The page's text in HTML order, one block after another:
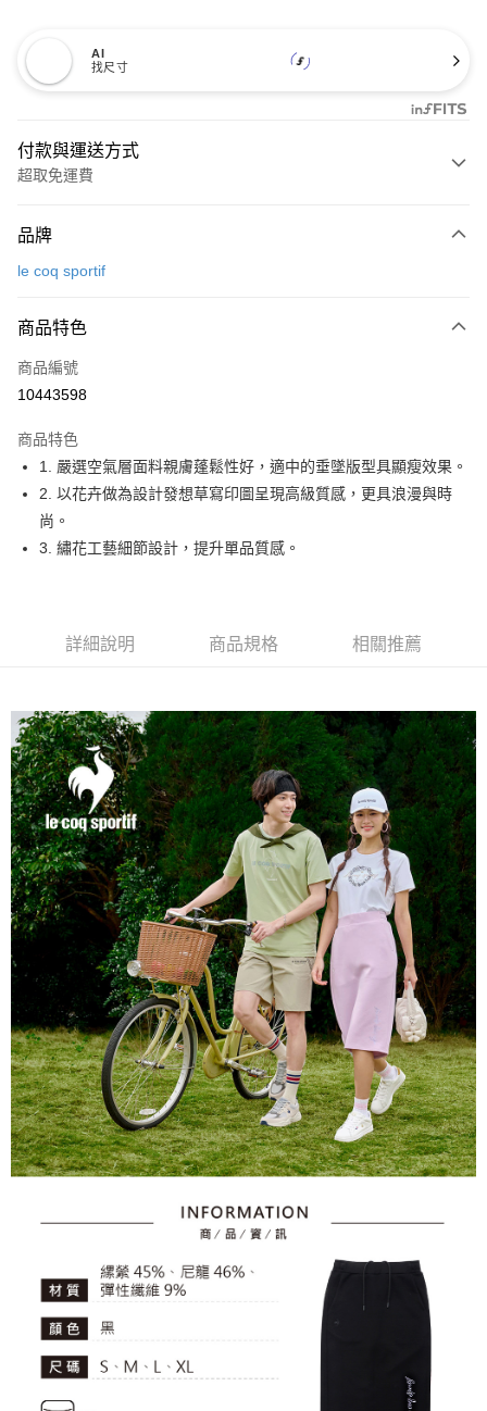
AI
找尺寸
付款與運送方式
超取免運費
信用卡一次付款
LINE Pay
Apple Pay
悠遊付
大哥付你分期
相關說明
【大哥付你分期使用說明】
1.本服務由台灣大哥大提供，台灣大哥大用戶可立即使用無須另外申請。
3.實際核准額度、可分期數及費用金額請依後續交易確認頁面所載為準。
【繳款方式說明】
1.分期款項不併入電信帳單，「大哥付你分期」於每月結算日後寄送繳費提
醒簡訊。
2.透過簡訊連結打開帳單後，可選擇「超商條碼／台灣大直營門市／銀行轉
帳／街口支付／iPASS MONEY」等通路繳費。
【注意事項】
1.本服務係由「台灣大哥大股份有限公司」（以下簡稱本公司）所提供，讓
用戶於交易時，得透過本服務購買商品或服務，並由商店將買賣／分期付款
買賣價金債權讓與本公司後，依約使用本公司帳單繳交帳款。
2.基於同意付款使用「大哥付你分期」之契約關係目的，商店將以您的個人
資料（包含姓名、電話或地址）提供予台灣大哥大進項蒐集、處理及利用，
由本公司與您本人進行分期帳單所需資料之確認、核對及更正。
3.完整用戶服務條款，請詳閱以下連結：https://oppay.tw/userRule
AFTEE先享後付
便利好安心！
【「AFTEE先享後付」結帳流程】
１．於結帳方式選擇「AFTEE先享後付」後，將跳轉至「AFTEE先享後付」
結帳頁面，進行簡訊認證並確認金額後，即可完成結帳。
２．訂單成立數日內，您將收到繳費通知簡訊。
３．收到繳費通知簡訊後14天內，點擊此簡訊中的連結，可透過四大超商／
ATM／網路銀行／等多元方式進行付款，方視為交易完成。
※ 請注意：結帳手續完成當下不需立刻繳費，但若您需要取消訂單，請聯絡
購買商品的店家。未經商家同意取消之訂單仍視為有效，需透過AFTEE先享
後付繳納相關費用。
※ 交易是否成功請以「AFTEE先享後付 」之結帳頁面顯示為準，若有關於
是否繳費成功／繳費後需取消欲退款等相關疑問，請聯繫「AFTEE先享後付
客戶支援中心」https://netprotections.freshdesk.com/support/home
【注意事項】
１．透過由恩沛科技股份有限公司提供之「AFTEE先享後付」服務完成之交
易，需依本服務之必要範圍內提供個人資料，並將交易相關給付款項請求債
權轉讓予恩沛科技股份有限公司。
２．關於個人資料處理事宜，請瀏覽以下網址：
https://aftee.tw/terms/#terms3
３．未成年的使用者請事先徵得法定代理人或監護人之同意方可使用
「AFTEE先享後付」，若未經同意申辦者引起之損失，本公司不負相關責
任。
４．使用「AFTEE先享後付」時，將依據個別帳號之用戶狀況，依本公司即
５．嚴禁一人註冊多個帳號或使用他人資訊註冊。若發現惡意使用之情形，
全家取貨付款
免運費
付款後全家取貨
免運費
萊爾富取貨付款
免運費
付款後萊爾富取貨
7-11取貨付款
免運費
付款後7-11取貨
免運費
宅配
免運費
免運費
品牌
le coq sportif
商品特色
商品編號
10443598
商品特色
1. 嚴選空氣層面料親膚蓬鬆性好，適中的垂墜版型具顯瘦效果。
2. 以花卉做為設計發想草寫印圖呈現高級質感，更具浪漫與時
尚。
3. 繡花工藝細節設計，提升單品質感。
詳細說明 商品規格 相關推薦